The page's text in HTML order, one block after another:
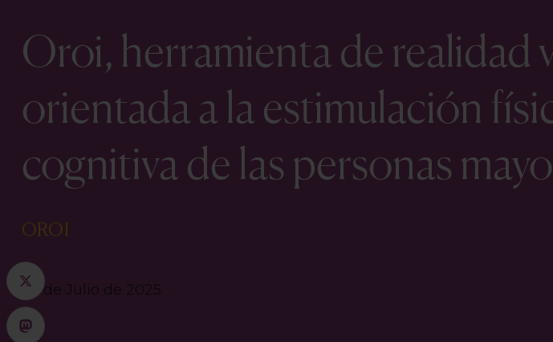
Oroi, herramienta de realidad
orientada a la estimulación
cognitiva de las personas
OROI
30 de Julio de 2025
X